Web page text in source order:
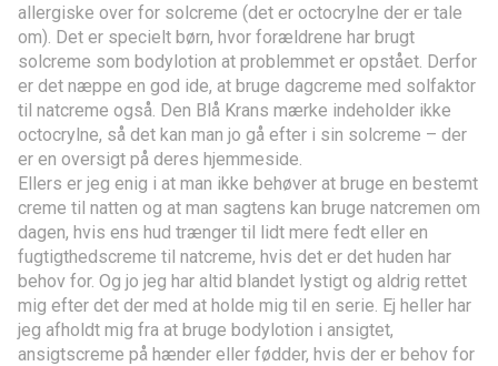
allergiske over for solcreme (det er octocrylne der er tale
om). Det er specielt børn, hvor forældrene har brugt
solcreme som bodylotion at problemmet er opstået. Derfor
er det næppe en god ide, at bruge dagcreme med solfaktor
til natcreme også. Den Blå Krans mærke indeholder ikke
octocrylne, så det kan man jo gå efter i sin solcreme – der
er en oversigt på deres hjemmeside.
Ellers er jeg enig i at man ikke behøver at bruge en bestemt
creme til natten og at man sagtens kan bruge natcremen om
dagen, hvis ens hud trænger til lidt mere fedt eller en
fugtigthedscreme til natcreme, hvis det er det huden har
behov for. Og jo jeg har altid blandet lystigt og aldrig rettet
mig efter det der med at holde mig til en serie. Ej heller har
jeg afholdt mig fra at bruge bodylotion i ansigtet,
ansigtscreme på hænder eller fødder, hvis der er behov for